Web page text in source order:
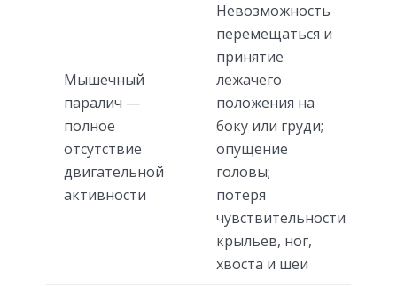
Мышечный
паралич —
полное
отсутствие
двигательной
активности
Невозможность
перемещаться и
принятие
лежачего
положения на
боку или груди;
опущение
головы;
потеря
чувствительности
крыльев, ног,
хвоста и шеи